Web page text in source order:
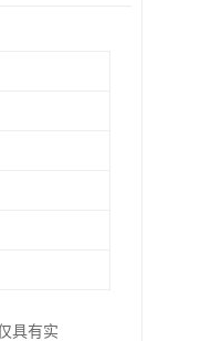
具有实